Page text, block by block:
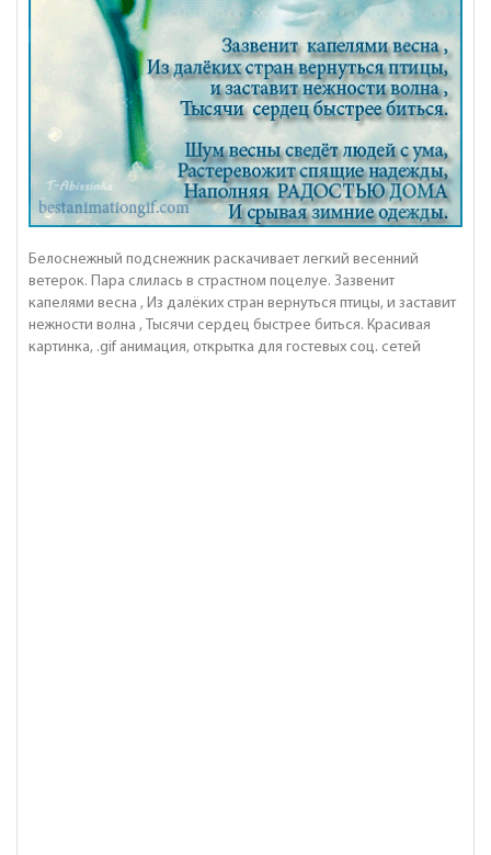
Белоснежный подснежник раскачивает легкий весенний
ветерок. Пара слилась в страстном поцелуе. Зазвенит
капелями весна , Из далёких стран вернуться птицы, и заставит
нежности волна , Тысячи сердец быстрее биться. Красивая
картинка, .gif анимация, открытка для гостевых соц. сетей